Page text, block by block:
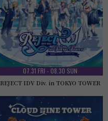
07.31 FRI - 08.30 SUN
REJECT IDV Div. in TOKYO TOWER